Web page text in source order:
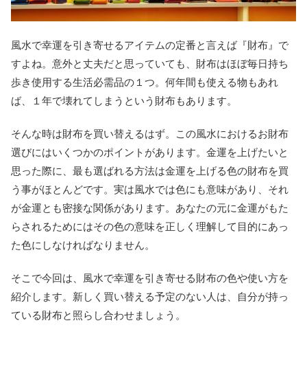
風水で幸運を引き寄せるアイテムの定番と言えば『財布』で
すよね。意外と丈夫だと思っていても、財布はほぼ毎日持ち
歩き使用する生活必需品の１つ。何年間も使える物もあれ
ば、１年で壊れてしまうという財布もあります。
そんな時は財布を買い替えるはず。この風水におけるお財布
選びにはいくつかのポイントがあります。金運を上げたいと
思った際に、最も選ばれる方法は金運を上げる色の財布を買
う事がほとんどです。実は風水では色にも意味があり、それ
が金運とも密接な関係があります。あなたの元に金運がもた
らされるためにはその色の意味を正しく理解して目的にあっ
た色にしなければなりません。
そこで今回は、風水で幸運を引き寄せる財布の色や使い方を
紹介します。新しく買い替える予定のない人は、自分が持っ
ている財布と照らし合わせましょう。